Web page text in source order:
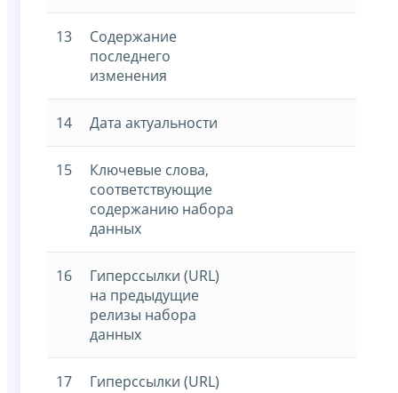
13
Содержание
последнего
изменения
14 Дата актуальности
15
Ключевые слова,
соответствующие
содержанию набора
данных
16
Гиперссылки (URL)
на предыдущие
релизы набора
данных
17
Гиперссылки (URL)